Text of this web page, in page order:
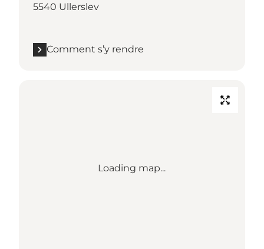
5540 Ullerslev
Comment s’y rendre
Loading map...